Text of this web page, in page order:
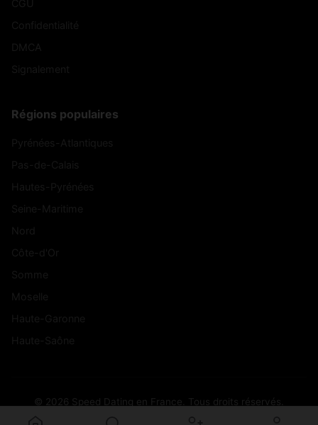
Régions populaires
© 2026 Speed Dating en France. Tous droits réservés.